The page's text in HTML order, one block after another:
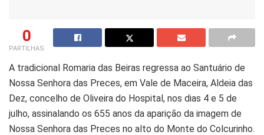
0
PARTILHAS
A tradicional Romaria das Beiras regressa ao Santuário de
Nossa Senhora das Preces, em Vale de Maceira, Aldeia das
Dez, concelho de Oliveira do Hospital, nos dias 4 e 5 de
julho, assinalando os 655 anos da aparição da imagem de
Nossa Senhora das Preces no alto do Monte do Colcurinho.